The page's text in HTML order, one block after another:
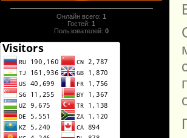
Онлайн всего:1
Гостей:1
Пользователей:0